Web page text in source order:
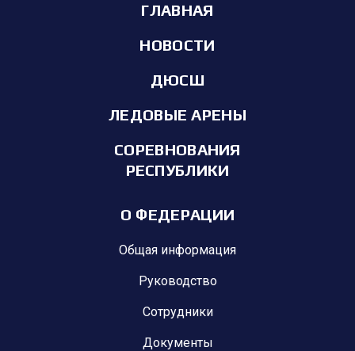
ГЛАВНАЯ
НОВОСТИ
ДЮСШ
ЛЕДОВЫЕ АРЕНЫ
СОРЕВНОВАНИЯ
РЕСПУБЛИКИ
О ФЕДЕРАЦИИ
Общая информация
Руководство
Сотрудники
Документы